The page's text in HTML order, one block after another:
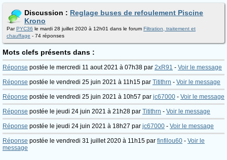
Discussion : Reglage buses de refoulement Piscine
Krono
ParPYC36 le mardi 28 juillet 2020 à 12h01 dans le forum Filtration, traitement et
chauffage - 74 réponses
Mots clefs présents dans :
Réponse postée le mercredi 11 aout 2021 à 07h38 par 2xR91 - Voir le message
Réponse postée le vendredi 25 juin 2021 à 11h15 par Titithrn - Voir le message
Réponse postée le vendredi 25 juin 2021 à 10h57 par jc67000 - Voir le message
Réponse postée le jeudi 24 juin 2021 à 21h28 par Titithrn - Voir le message
Réponse postée le jeudi 24 juin 2021 à 18h27 par jc67000 - Voir le message
Réponse postée le vendredi 31 juillet 2020 à 11h15 par finfilou60 - Voir le
message